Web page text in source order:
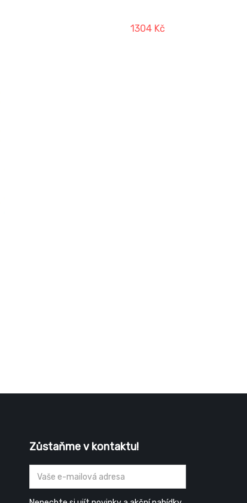
1304 Kč
Zůstaňme v kontaktu!